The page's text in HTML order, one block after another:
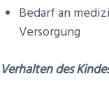
Bedarf an
Versorgung
Verhalten des